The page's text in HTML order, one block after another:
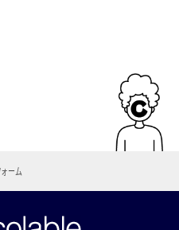
情報とみなします。当社の運営
定の個人を識別することができ
報および携帯識別番号（固体識
目的と方法を開示してまいり
、ブラウザの設定で拒否する
ーム